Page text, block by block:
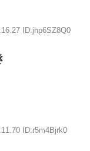
ID:jhp6SZ8Q0
ID:r5m4Bjrk0